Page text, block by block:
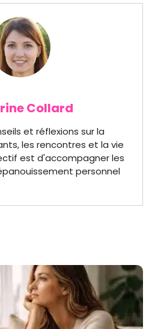
Collard
et réflexions sur la
les rencontres et la vie
est d'accompagner les
personnel